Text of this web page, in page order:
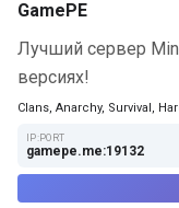
GamePE
Лучший сервер
версиях!
Clans, Anarchy, Survival,
IP:PORT
gamepe.me:19132